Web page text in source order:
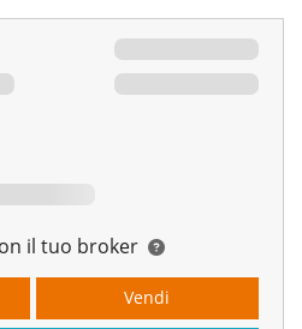
il tuo broker
Vendi